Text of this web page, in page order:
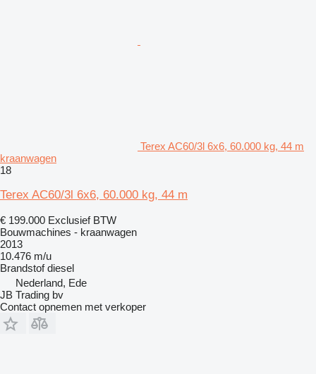
Terex AC60/3l 6x6, 60.000 kg, 44 m
kraanwagen
18
Terex AC60/3l 6x6, 60.000 kg, 44 m
€ 199.000 Exclusief BTW
Bouwmachines - kraanwagen
2013
10.476 m/u
Brandstof diesel
Nederland, Ede
JB Trading bv
Contact opnemen met verkoper